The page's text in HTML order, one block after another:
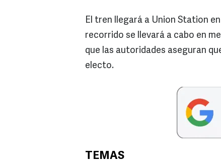
El tren llegará a Union Station
recorrido se llevará a cabo en
que las autoridades aseguran
electo.
TEMAS